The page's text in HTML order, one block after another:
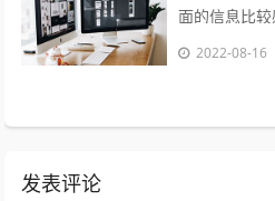
面的信息比
些与火拍短
2022-08-16
发表评论